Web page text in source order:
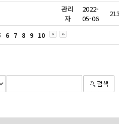
관리
자
2022-
05-06
6 7 8 9 10